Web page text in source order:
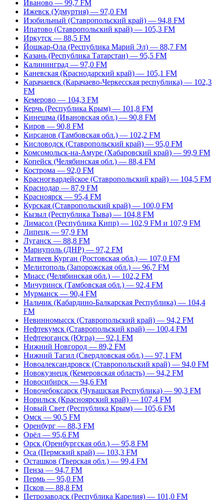
Иваново — 99,7 FM
Ижевск (Удмуртия) — 97,0 FM
Изобильный (Ставропольский край) — 94,8 FM
Ипатово (Ставропольский край) — 105,3 FM
Иркутск — 88,5 FM
Йошкар-Ола (Республика Марий Эл) — 88,7 FM
Казань (Республика Татарстан) — 95,5 FM
Калининград — 97,0 FM
Каневская (Краснодарский край) — 105,1 FM
Карачаевск (Карачаево-Черкесская республика) — 102,3
FM
Кемерово — 104,3 FM
Керчь (Республика Крым) — 101,8 FM
Кинешма (Ивановская обл.) — 90,8 FM
Киров — 90,8 FM
Кирсанов (Тамбовская обл.) — 102,2 FM
Кисловодск (Ставропольский край) — 95,0 FM
Комсомольск-на-Амуре (Хабаровский край) — 99,9 FM
Копейск (Челябинская обл.) — 88,4 FM
Кострома — 92,0 FM
Красногвардейское (Ставропольский край) — 104,5 FM
Краснодар — 87,9 FM
Красноярск — 95,4 FM
Курская (Ставропольский край) — 100,0 FM
Кызыл (Республика Тыва) — 104,8 FM
Лимасол (Республика Кипр) — 102,9 FM и 107,9 FM
Липецк — 97,9 FM
Луганск — 88,8 FM
Мариуполь (ДНР) — 97,2 FM
Матвеев Курган (Ростовская обл.) — 107,0 FM
Мелитополь (Запорожская обл.) — 96,7 FM
Миасс (Челябинская обл.) — 102,2 FM
Мичуринск (Тамбовская обл.) — 92,4 FM
Мурманск — 90,4 FM
Нальчик (Кабардино-Балкарская Республика) — 104,4
FM
Невинномысск (Ставропольский край) — 94,2 FM
Нефтекумск (Ставропольский край) — 100,4 FM
Нефтеюганск (Югра) — 92,1 FM
Нижний Новгород — 89,2 FM
Нижний Тагил (Свердловская обл.) — 97,1 FM
Новоалександровск (Ставропольский край) — 94,0 FM
Новокузнецк (Кемеровская область) — 94,2 FM
Новосибирск — 94,6 FM
Новочебоксарск (Чувашская Республика) — 90,3 FM
Норильск (Красноярский край) — 107,4 FM
Новый Свет (Республика Крым) — 105,6 FM
Омск — 90,5 FM
Оренбург — 88,3 FM
Орёл — 95,6 FM
Орск (Оренбургская обл.) — 95,8 FM
Оса (Пермский край) — 103,3 FM
Осташков (Тверская обл.) — 99,4 FM
Пенза — 94,7 FM
Пермь — 95,0 FM
Псков — 88,8 FM
Петрозаводск (Республика Карелия) — 101,0 FM